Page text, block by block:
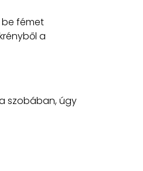
be fémet
a
szobában, úgy